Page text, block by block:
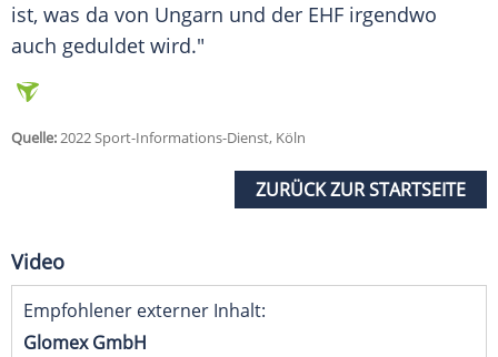
ist, was da von Ungarn und der EHF irgendwo
auch geduldet wird."
Quelle:2022 Sport-Informations-Dienst, Köln
ZURÜCK ZUR STARTSEITE
Video
Empfohlener externer Inhalt:
Glomex GmbH